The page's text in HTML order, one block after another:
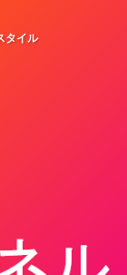
タイル